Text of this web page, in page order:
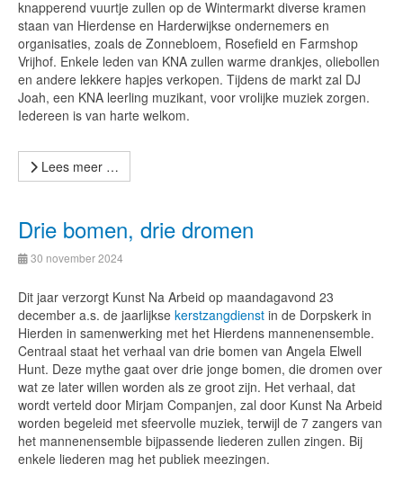
knapperend vuurtje zullen op de Wintermarkt diverse kramen
staan van Hierdense en Harderwijkse ondernemers en
organisaties, zoals de Zonnebloem, Rosefield en Farmshop
Vrijhof. Enkele leden van KNA zullen warme drankjes, oliebollen
en andere lekkere hapjes verkopen. Tijdens de markt zal DJ
Joah, een KNA leerling muzikant, voor vrolijke muziek zorgen.
Iedereen is van harte welkom.
Lees meer …
Drie bomen, drie dromen
30 november 2024
Dit jaar verzorgt Kunst Na Arbeid op maandagavond 23
december a.s. de jaarlijkse kerstzangdienst in de Dorpskerk in
Hierden in samenwerking met het Hierdens mannenensemble.
Centraal staat het verhaal van drie bomen van Angela Elwell
Hunt. Deze mythe gaat over drie jonge bomen, die dromen over
wat ze later willen worden als ze groot zijn. Het verhaal, dat
wordt verteld door Mirjam Companjen, zal door Kunst Na Arbeid
worden begeleid met sfeervolle muziek, terwijl de 7 zangers van
het mannenensemble bijpassende liederen zullen zingen. Bij
enkele liederen mag het publiek meezingen.